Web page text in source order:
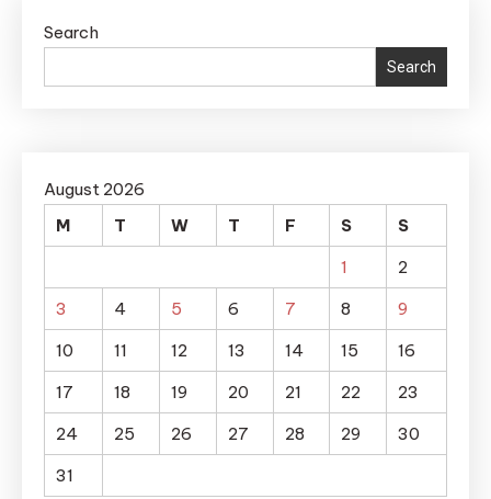
Search
Search
August 2026
M
T W T F S
S
1
2
3
4 5 6 7 8
9
10
11 12 13 14 15
16
17
18 19 20 21 22
23
24
25 26 27 28 29
30
31